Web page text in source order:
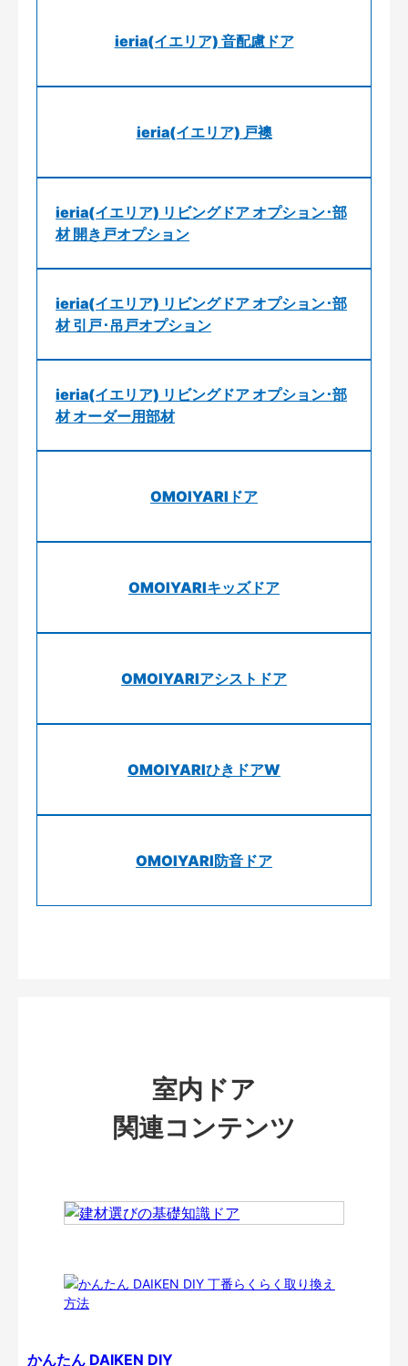
ieria(イエリア) 音配慮ドア
ieria(イエリア) 戸襖
ieria(イエリア) リビングドア オプション･部
材 開き戸オプション
ieria(イエリア) リビングドア オプション･部
材 引戸･吊戸オプション
ieria(イエリア) リビングドア オプション･部
材 オーダー用部材
OMOIYARIドア
OMOIYARIキッズドア
OMOIYARIアシストドア
OMOIYARIひきドアW
OMOIYARI防音ドア
室内ドア
関連コンテンツ
かんたん DAIKEN DIY